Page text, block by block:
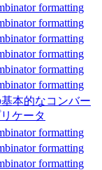
formatting
formatting
formatting
formatting
formatting
formatting
基本的なコンバー
ケータ
formatting
formatting
formatting